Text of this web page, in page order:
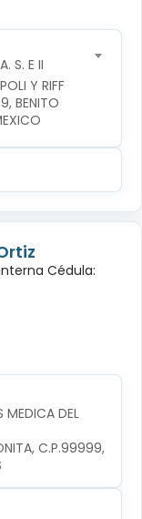
S. E II
Y RIFF
BENITO
Cédula:
MEDICA DEL
C.P.99999,